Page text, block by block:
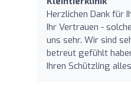
Herzlichen Dank für
Ihr Vertrauen -
uns sehr. Wir sind
betreut gefühlt
Ihren Schützling